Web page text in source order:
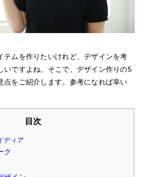
テムを作りたいけれど、デザインを考
いですよね。そこで、デザイン作りの5
点をご紹介します。参考になれば幸い
目次
ディア
ク